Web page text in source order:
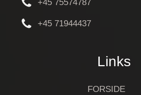
+45 75574787
+45 71944437
Links
FORSIDE